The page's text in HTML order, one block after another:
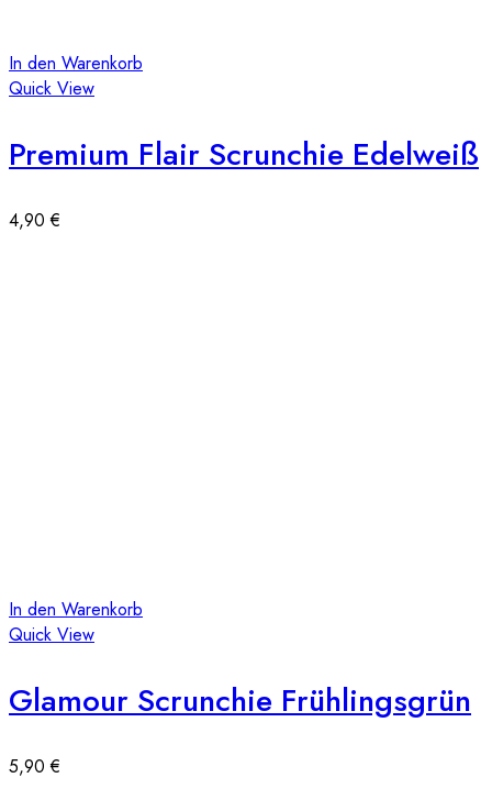
In den Warenkorb
Quick View
Premium Flair Scrunchie Edelweiß
4,90€
In den Warenkorb
Quick View
Glamour Scrunchie Frühlingsgrün
5,90€